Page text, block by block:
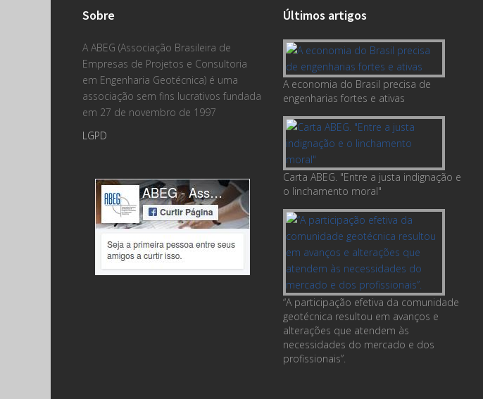
Sobre
A ABEG (Associação Brasileira de
Empresas de Projetos e Consultoria
em Engenharia Geotécnica) é uma
associação sem fins lucrativos fundada
em 27 de novembro de 1997
LGPD
Últimos artigos
A economia do Brasil precisa de
engenharias fortes e ativas
Carta ABEG. "Entre a justa indignação e
o linchamento moral"
“A participação efetiva da comunidade
geotécnica resultou em avanços e
alterações que atendem às
necessidades do mercado e dos
profissionais”.